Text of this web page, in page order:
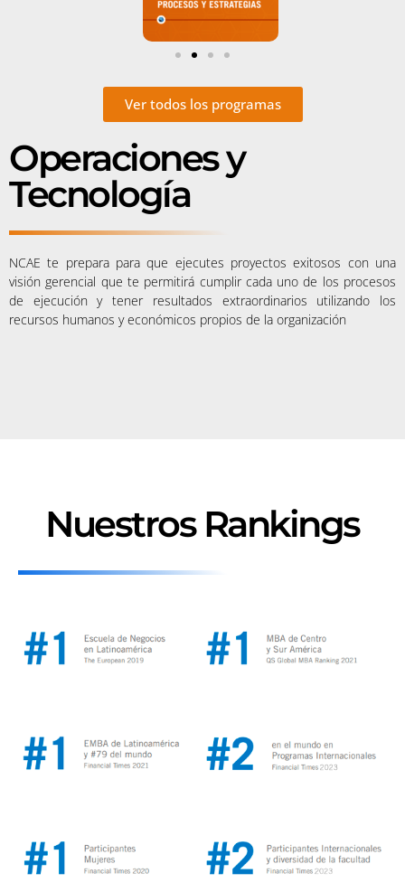
Ver todos los programas
Operaciones y
Tecnología
NCAE te prepara para que ejecutes proyectos exitosos con una
visión gerencial que te permitirá cumplir cada uno de los procesos
de ejecución y tener resultados extraordinarios utilizando los
recursos humanos y económicos propios de la organización
Nuestros Rankings